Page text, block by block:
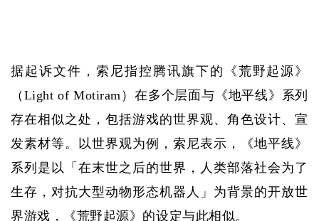
据起诉文件，索尼指控腾讯旗下的《荒野起源》
（ Light of Motiram）在多个层面与《地平线》系列
存在相似之处，包括游戏的世界观、角色设计、宣
发素材等。以世界观为例，索尼表示，《地平线》
系列是以「在末世之后的世界，人类部落社会为了
生存，对抗大型动物形态机器人」为背景的开放世
界游戏，《荒野起源》的设定与此相似。